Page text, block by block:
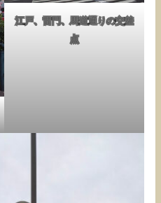
江戸、雷門、馬道通りの交差
点